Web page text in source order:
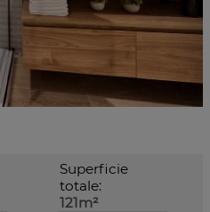
Superficie
totale:
121m²